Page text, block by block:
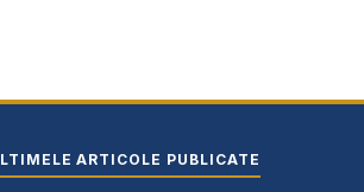
ARTICOLE PUBLICATE